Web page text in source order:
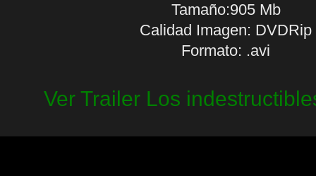
Tamaño:905 Mb
Calidad Imagen: DVDRip
Formato: .avi
Ver Trailer Los